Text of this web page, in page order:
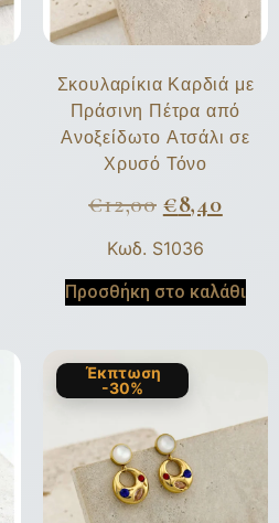
Σκουλαρίκια Καρδιά με
Πράσινη Πέτρα από
Ανοξείδωτο Ατσάλι σε
Χρυσό Τόνο
€12,00 €8,40
Κωδ. S1036
Προσθήκη στο καλάθι
Έκπτωση
-30%